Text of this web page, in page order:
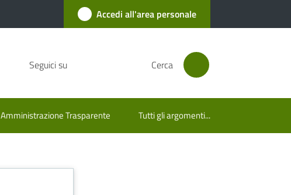
Accedi all'area personale
Seguici su Cerca
Amministrazione Trasparente Tutti gli argomenti...